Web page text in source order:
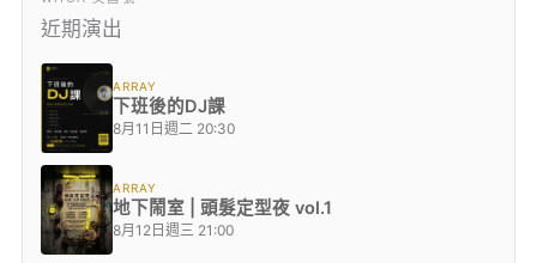
近期演出
ARRAY
下班後的DJ課
8月11日週二 20:30
ARRAY
地下鬧室 | 頭髮定型夜 vol.1
8月12日週三 21:00